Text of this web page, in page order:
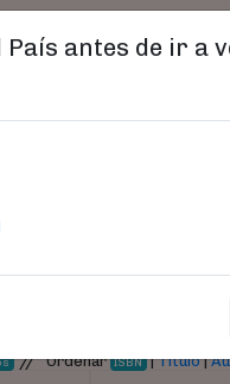
País antes de ir a
//Ordenar ISBN |Título|